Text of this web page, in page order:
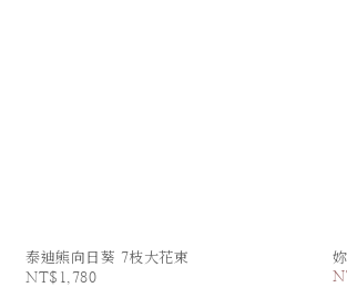
泰迪熊向日葵 7枝大花束
NT$1,780